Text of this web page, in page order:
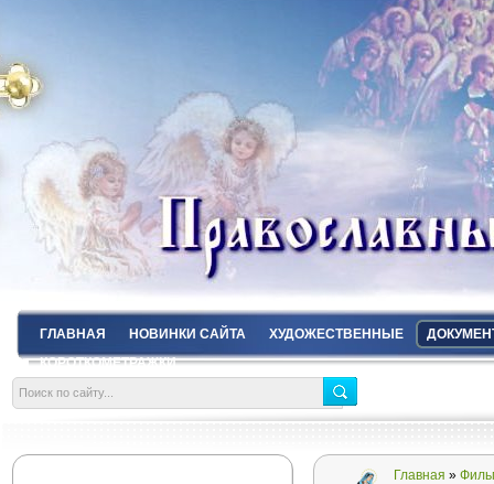
ГЛАВНАЯ НОВИНКИ САЙТА ХУДОЖЕСТВЕННЫЕ
КОРОТКОМЕТРАЖКИ
Главная »